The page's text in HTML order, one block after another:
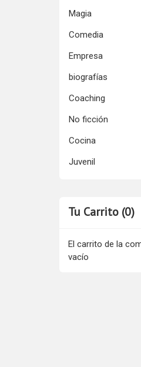
Magia
Comedia
Empresa
biografías
Coaching
No ficción
Cocina
Juvenil
Tu Carrito (0)
El carrito de la
vacío